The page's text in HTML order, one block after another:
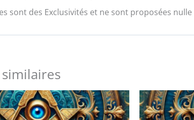
sont des Exclusivités et ne sont proposées